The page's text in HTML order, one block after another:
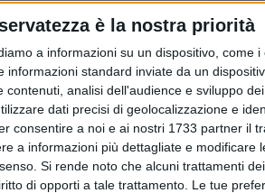
è la nostra priorità
a informazioni su un dispositivo, come i
standard inviate da un
analisi dell'audience e sviluppo dei
dati precisi di geolocalizzazione e
consentire a noi e ai nostri 1733 partner il
a informazioni più dettagliate e modificare
Si rende noto che alcuni trattamenti
di opporti a tale trattamento. Le tue
tra cui — lo scorso aprile —
Nave Vespucci, su
Onlus "Insieme per l'Africa",
e Madagascar.
e all'impegno instancabile
e coraggio.
del mondo.